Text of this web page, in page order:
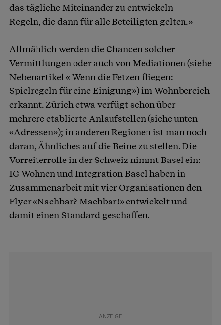
das tägliche Miteinander zu entwickeln –
Regeln, die dann für alle Beteiligten gelten.»
Allmählich werden die Chancen solcher
Vermittlungen oder auch von Mediationen (siehe
Nebenartikel « Wenn die Fetzen fliegen:
Spielregeln für eine Einigung») im Wohnbereich
erkannt. Zürich etwa verfügt schon über
mehrere etablierte Anlaufstellen (siehe unten
«Adressen»); in anderen Regionen ist man noch
daran, Ähnliches auf die Beine zu stellen. Die
Vorreiterrolle in der Schweiz nimmt Basel ein:
IG Wohnen und Integration Basel haben in
Zusammenarbeit mit vier Organisationen den
Flyer «Nachbar? Machbar!» entwickelt und
damit einen Standard geschaffen.